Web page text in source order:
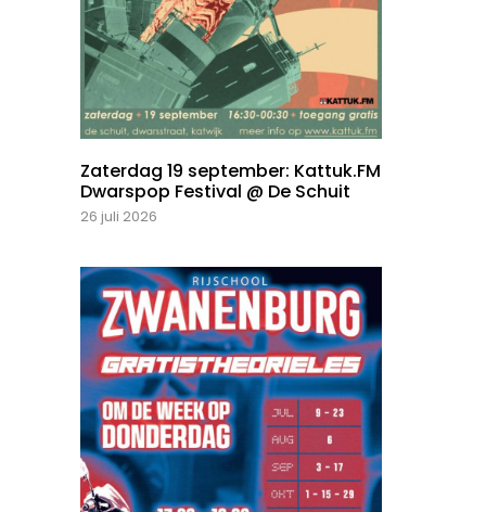
Zaterdag 19 september: Kattuk.FM
Dwarspop Festival @ De Schuit
26 juli 2026